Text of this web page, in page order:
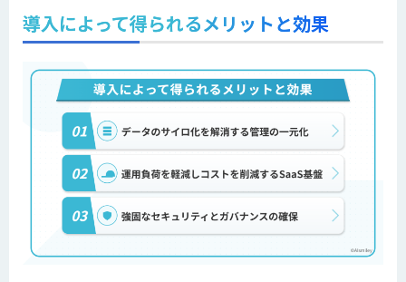
導入によって得られるメリットと効果